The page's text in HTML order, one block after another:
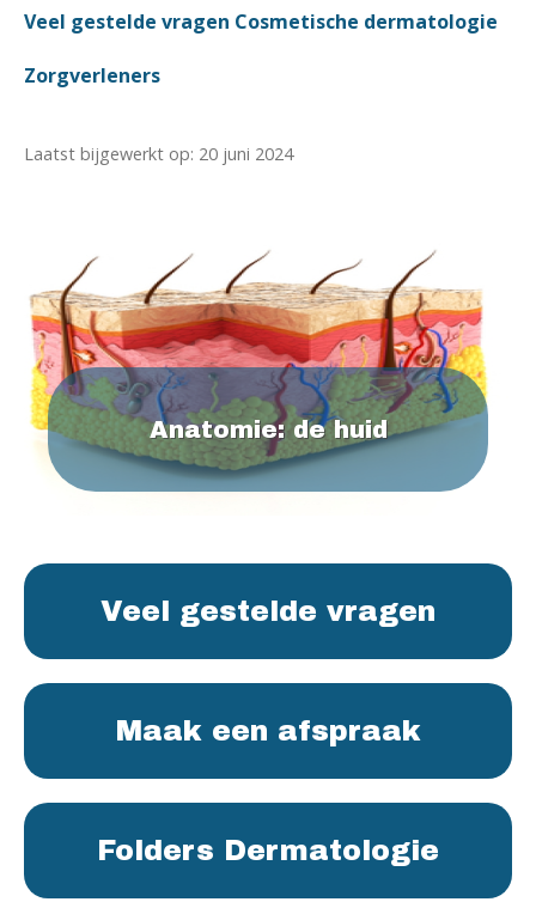
Veel gestelde vragen Cosmetische dermatologie
Zorgverleners
Laatst bijgewerkt op: 20 juni 2024
Anatomie: de huid
Veel gestelde vragen
Maak een afspraak
Folders Dermatologie